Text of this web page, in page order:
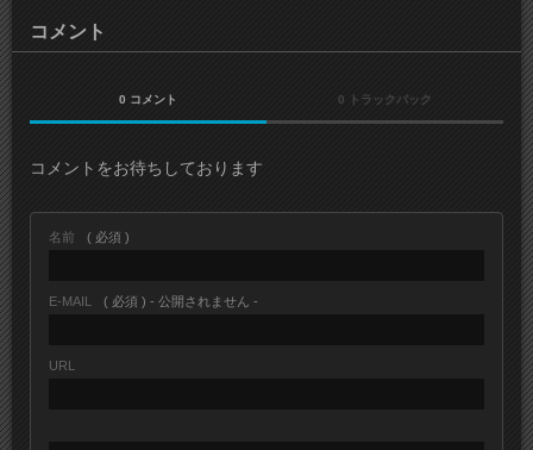
コメント
0 コメント 0 トラックバック
コメントをお待ちしております
名前 ( 必須 )
E-MAIL ( 必須 ) - 公開されません -
URL